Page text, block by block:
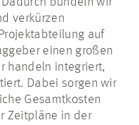
verkürzen
auf
einen großen
handeln integriert,
Dabei sorgen wir
Gesamtkosten
Zeitpläne in der